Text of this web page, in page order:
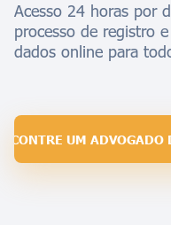
Acesso 24 horas por
processo de registro
dados online para
UM ADVOGADO